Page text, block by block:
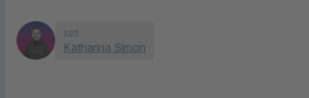
von
Katharina Simon